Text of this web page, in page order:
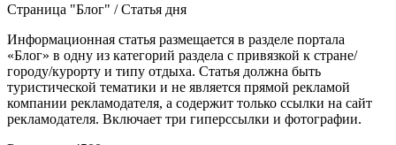
Страница "Блог" / Статья дня
Информационная статья размещается в разделе портала
«Блог» в одну из категорий раздела с привязкой к стране/
городу/курорту и типу отдыха. Статья должна быть
туристической тематики и не является прямой рекламой
компании рекламодателя, а содержит только ссылки на сайт
рекламодателя. Включает три гиперссылки и фотографии.